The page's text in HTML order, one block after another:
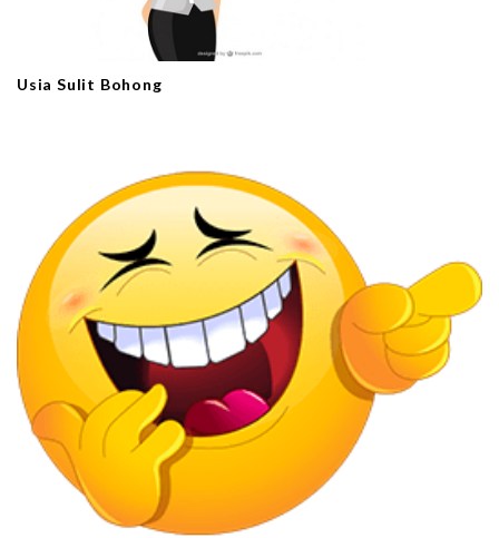
Usia Sulit Bohong